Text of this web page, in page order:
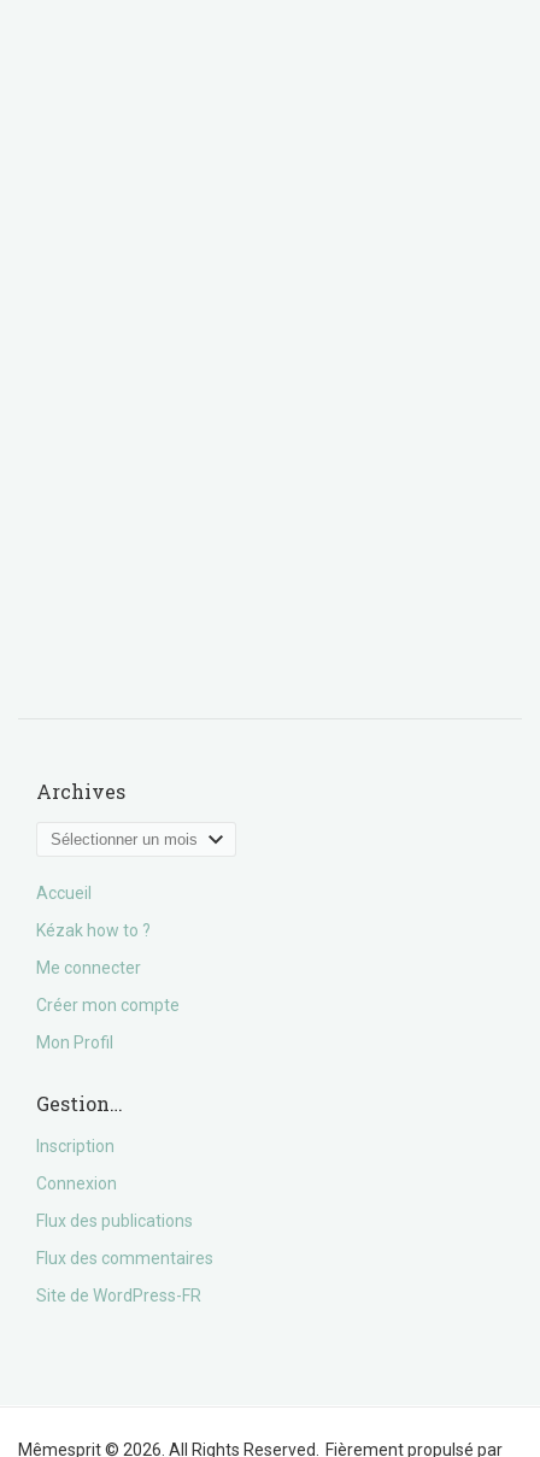
Archives
Archives
Accueil
Kézak how to ?
Me connecter
Créer mon compte
Mon Profil
Gestion…
Inscription
Connexion
Flux des publications
Flux des commentaires
Site de WordPress-FR
Mêmesprit © 2026. All Rights Reserved. Fièrement propulsé par